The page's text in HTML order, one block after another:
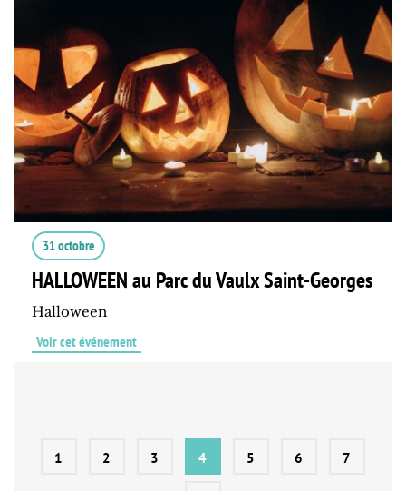
31 octobre
HALLOWEEN au Parc du Vaulx Saint-Georges
Halloween
Voir cet événement
1 2 3 4 5 6 7